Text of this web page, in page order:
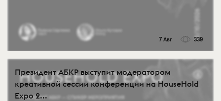
7 Авг 339
Президент АБКР выступит модератором
креативной сессии конференции на HouseHold
Expo 2...